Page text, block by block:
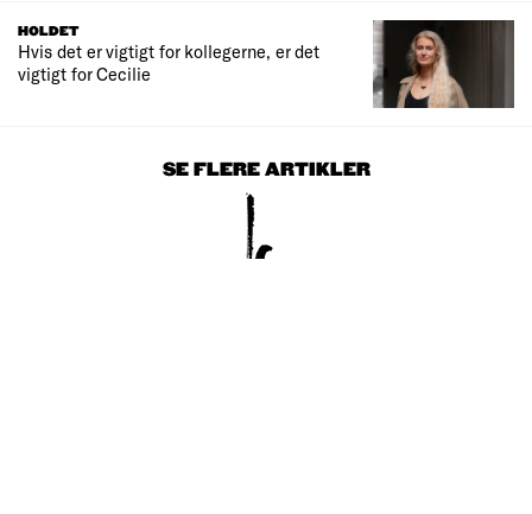
HOLDET
Hvis det er vigtigt for kollegerne, er det
vigtigt for Cecilie
SE FLERE ARTIKLER